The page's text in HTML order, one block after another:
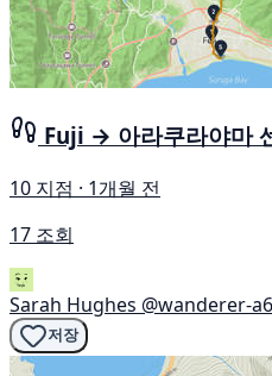
Fuji → 아라쿠라야마
10 지점 · 1개월 전
17 조회
Sarah Hughes @wanderer-
저장